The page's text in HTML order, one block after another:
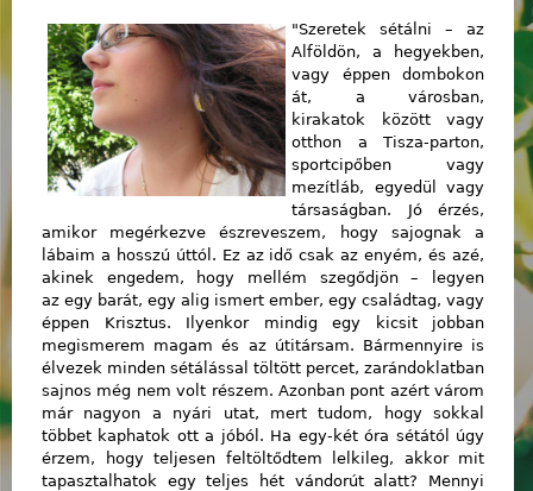
"Szeretek sétálni – az
Alföldön, a hegyekben,
vagy éppen dombokon
át, a városban,
kirakatok között vagy
otthon a Tisza-parton,
sportcipőben vagy
mezítláb, egyedül vagy
társaságban. Jó érzés,
amikor megérkezve észreveszem, hogy sajognak a
lábaim a hosszú úttól. Ez az idő csak az enyém, és azé,
akinek engedem, hogy mellém szegődjön – legyen
az egy barát, egy alig ismert ember, egy családtag, vagy
éppen Krisztus. Ilyenkor mindig egy kicsit jobban
megismerem magam és az útitársam. Bármennyire is
élvezek minden sétálással töltött percet, zarándoklatban
sajnos még nem volt részem. Azonban pont azért várom
már nagyon a nyári utat, mert tudom, hogy sokkal
többet kaphatok ott a jóból. Ha egy-két óra sétától úgy
érzem, hogy teljesen feltöltődtem lelkileg, akkor mit
tapasztalhatok egy teljes hét vándorút alatt? Mennyi